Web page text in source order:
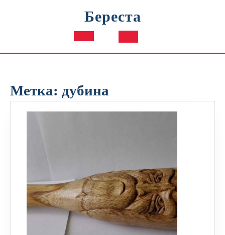
Береста
Кнопка
Метка: дубина